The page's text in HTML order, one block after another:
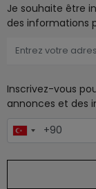
Je souhaite être
des informations
Inscrivez-vous
annonces et des